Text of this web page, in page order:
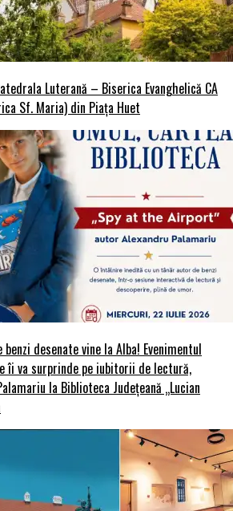
Luterană – Biserica Evanghelică CA
Sf. Maria) din Piaţa Huet
benzi desenate vine la Alba! Evenimentul
îi va surprinde pe iubitorii de lectură,
la Biblioteca Județeană „Lucian